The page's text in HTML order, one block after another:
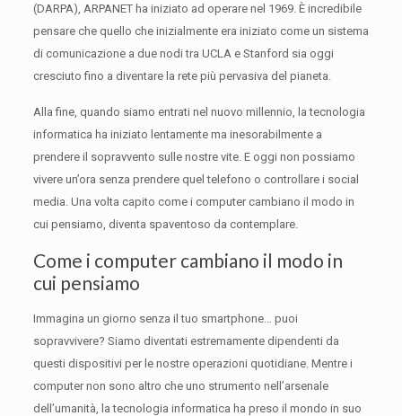
(DARPA), ARPANET ha iniziato ad operare nel 1969. È incredibile
pensare che quello che inizialmente era iniziato come un sistema
di comunicazione a due nodi tra UCLA e Stanford sia oggi
cresciuto fino a diventare la rete più pervasiva del pianeta.
Alla fine, quando siamo entrati nel nuovo millennio, la tecnologia
informatica ha iniziato lentamente ma inesorabilmente a
prendere il sopravvento sulle nostre vite. E oggi non possiamo
vivere un’ora senza prendere quel telefono o controllare i social
media. Una volta capito come i computer cambiano il modo in
cui pensiamo, diventa spaventoso da contemplare.
Come i computer cambiano il modo in
cui pensiamo
Immagina un giorno senza il tuo smartphone… puoi
sopravvivere? Siamo diventati estremamente dipendenti da
questi dispositivi per le nostre operazioni quotidiane. Mentre i
computer non sono altro che uno strumento nell’arsenale
dell’umanità, la tecnologia informatica ha preso il mondo in suo